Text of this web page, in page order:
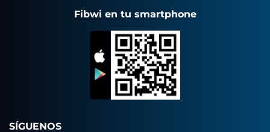
Fibwi en tu smartphone
SÍGUENOS